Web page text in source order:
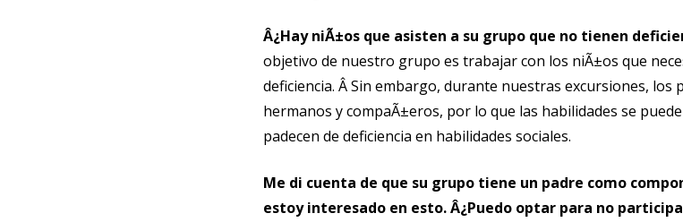
Â¿Hay niÃ±os que asisten a su grupo que no tienen
objetivo de nuestro grupo es trabajar con los niÃ±os que
deficiencia. Â Sin embargo, durante nuestras excursiones, los
hermanos y compaÃ±eros, por lo que las habilidades se
padecen de deficiencia en habilidades sociales.
Me di cuenta de que su grupo tiene un padre como
estoy interesado en esto. Â¿Puedo optar para no